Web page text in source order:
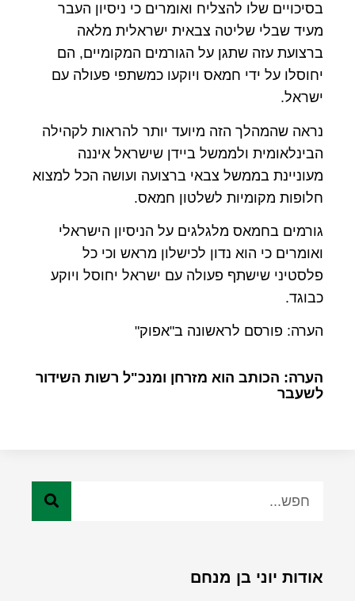
בסיכויים שלו להצליח ואומרים כי ניסיון העבר
מעיד שבלי שליטה צבאית ישראלית מלאה
ברצועת עזה שתגן על הגורמים המקומיים, הם
יחוסלו על ידי חמאס ויוקעו כמשתפי פעולה עם
ישראל.
נראה שהמהלך הזה מיועד יותר להראות לקהילה
הבינלאומית ולממשל ביידן שישראל איננה
מעוניינת בממשל צבאי ברצועה ועושה הכל למצוא
חלופות מקומיות לשלטון חמאס.
גורמים בחמאס מלגלגים על הניסיון הישראלי
ואומרים כי הוא נדון לכישלון מראש וכי כל
פלסטיני שישתף פעולה עם ישראל יחוסל ויוקע
כבוגד.
הערה: פורסם לראשונה ב"אפוק"
הערה: הכותב הוא מזרחן ומנכ"ל רשות השידור
לשעבר
אודות יוני בן מנחם